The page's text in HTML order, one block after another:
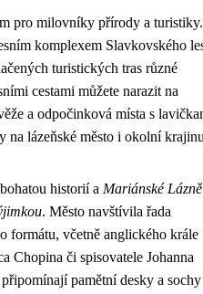
pro milovníky přírody a turistiky.
komplexem Slavkovského
turistických tras různé
cestami můžete narazit na
a odpočinková místa s
na lázeňské město i okolní
historií a Mariánské
. Město navštívila řada
formátu, včetně anglického krále
Chopina či spisovatele Johanna
pamětní desky a sochy